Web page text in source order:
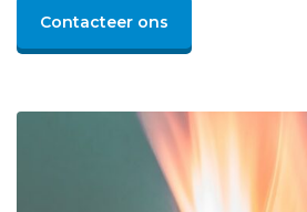
Contacteer ons